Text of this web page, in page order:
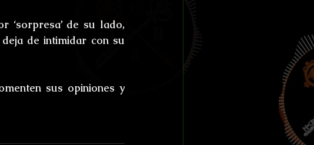
‘sorpresa’ de su lado,
de intimidar con su
sus opiniones y